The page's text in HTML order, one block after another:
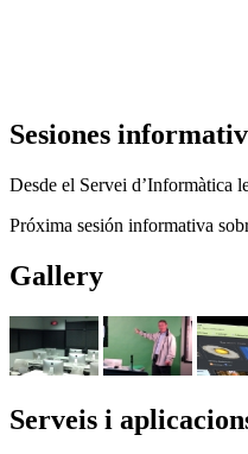
Sesiones
Desde el Servei d’Informàtica
Próxima sesión informativa
Gallery
Serveis i